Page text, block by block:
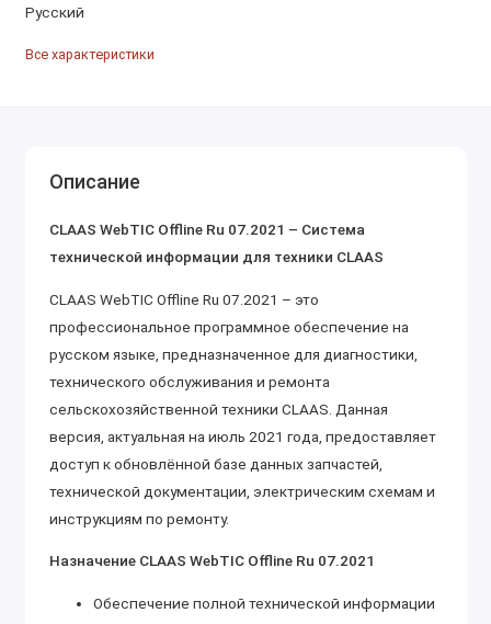
Русский
Все характеристики
Описание
CLAAS WebTIC Offline Ru 07.2021 – Система
технической информации для техники CLAAS
CLAAS WebTIC Offline Ru 07.2021 – это
профессиональное программное обеспечение на
русском языке, предназначенное для диагностики,
технического обслуживания и ремонта
сельскохозяйственной техники CLAAS. Данная
версия, актуальная на июль 2021 года, предоставляет
доступ к обновлённой базе данных запчастей,
технической документации, электрическим схемам и
инструкциям по ремонту.
Назначение CLAAS WebTIC Offline Ru 07.2021
Обеспечение полной технической информации